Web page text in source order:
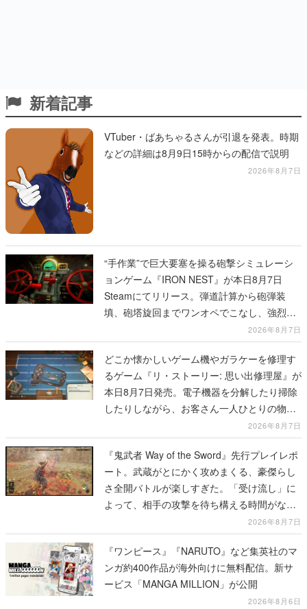
新着記事
VTuber・ばあちゃるさんが引退を発表。時期
などの詳細は8月9日15時からの配信で説明
2026年8月7日
“手作業”で巨大要塞を操る砲撃シミュレーシ
ョンゲーム『IRON NEST』が本日8月7日
Steamにてリリース。弾道計算から砲弾装
填、砲塔旋回までワンオペでこなし、強烈な
一撃をブチかませるロマンある作品2026年8月7日
どこか懐かしいゲーム機やガラケーを修理す
るゲーム『リ・ストーリー: 思い出修理屋』が
本日8月7日発売。電子機器を分解したり掃除
したりしながら、お客さん一人ひとりの物語
2026年8月7日
『鬼武者 Way of the Sword』先行プレイレポ
ート。武蔵がとにかく攻めまくる、豪傑らし
さ全開バトルが楽しすぎた。「受け流し」に
よって、相手の攻撃を待ち構える時間がなく
2026年8月7日
『ワンピース』『NARUTO』など集英社のマ
ンガ約400作品が海外向けに無料配信。新サ
ービス「MANGA MILLION」が公開
2026年8月6日